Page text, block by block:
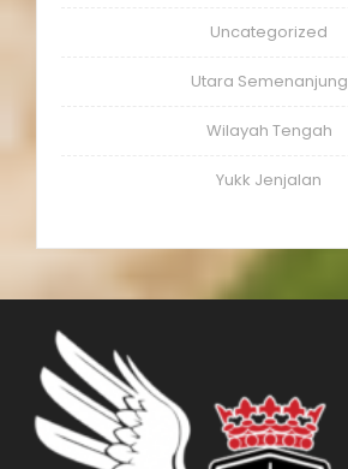
Uncategorized
Utara Semenanjung
Wilayah Tengah
Yukk Jenjalan